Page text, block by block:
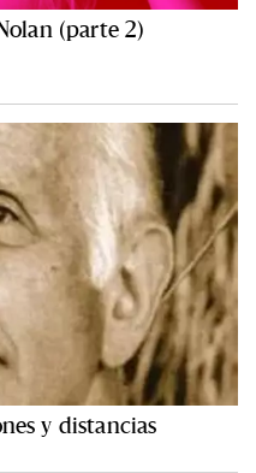
(parte 2)
y distancias